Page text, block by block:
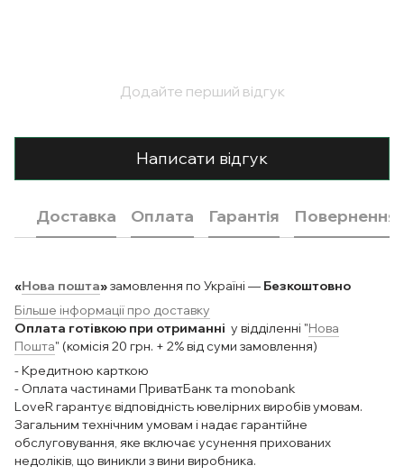
Додайте перший відгук
Написати відгук
Доставка Оплата Гарантія Повернення
«Нова пошта»замовлення по Україні — Безкоштовно
Більше інформації про доставку
Оплата готівкою при отриманні у відділенні "Нова
Пошта" (комісія 20 грн. + 2% від суми замовлення)
- Кредитною карткою
- Оплата частинами ПриватБанк та monobank
LoveR гарантує відповідність ювелірних виробів умовам.
Загальним технічним умовам і надає гарантійне
обслуговування, яке включає усунення прихованих
недоліків, що виникли з вини виробника.